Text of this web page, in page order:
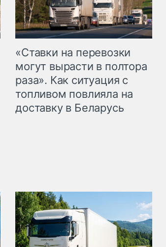
«Ставки на перевозки
могут вырасти в полтора
раза». Как ситуация с
топливом повлияла на
доставку в Беларусь